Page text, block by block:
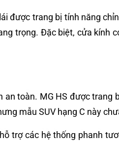
được trang bị tính năng
trọng. Đặc biệt, cửa
toàn. MG HS được trang
mẫu SUV hạng C này
trợ các hệ thống phanh